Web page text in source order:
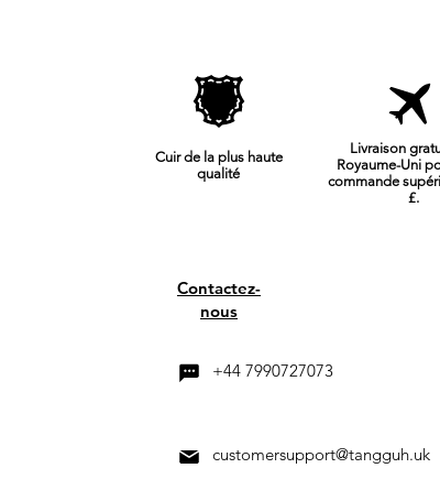
Cuir de la plus haute
qualité
Livraison
Royaume-Uni
commande
£.
Contactez-
nous
+44 7990727073
customersupport@tangguh.uk